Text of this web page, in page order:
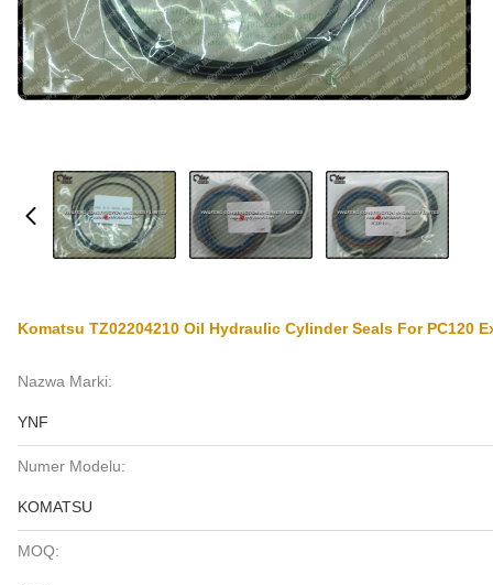
Komatsu TZ02204210 Oil Hydraulic Cylinder Seals For PC120
Nazwa Marki:
YNF
Numer Modelu:
KOMATSU
MOQ: